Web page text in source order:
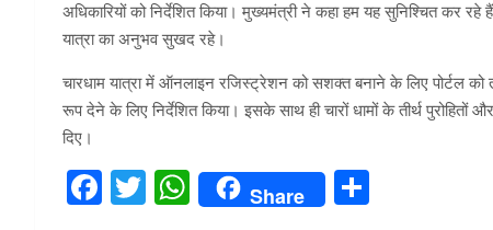
अधिकारियों को निर्देशित किया। मुख्यमंत्री ने कहा हम यह सुनिश्चित कर
यात्रा का अनुभव सुखद रहे।
चारधाम यात्रा में ऑनलाइन रजिस्ट्रेशन को सशक्त बनाने के लिए पोर्टल
रूप देने के लिए निर्देशित किया। इसके साथ ही चारों धामों के तीर्थ
दिए।
F
T
W
Share